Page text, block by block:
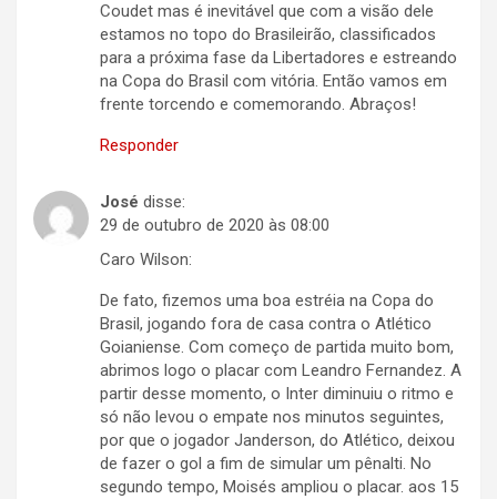
Coudet mas é inevitável que com a visão dele
estamos no topo do Brasileirão, classificados
para a próxima fase da Libertadores e estreando
na Copa do Brasil com vitória. Então vamos em
frente torcendo e comemorando. Abraços!
Responder
José disse:
29 de outubro de 2020 às 08:00
Caro Wilson:
De fato, fizemos uma boa estréia na Copa do
Brasil, jogando fora de casa contra o Atlético
Goianiense. Com começo de partida muito bom,
abrimos logo o placar com Leandro Fernandez. A
partir desse momento, o Inter diminuiu o ritmo e
só não levou o empate nos minutos seguintes,
por que o jogador Janderson, do Atlético, deixou
de fazer o gol a fim de simular um pênalti. No
segundo tempo, Moisés ampliou o placar. aos 15